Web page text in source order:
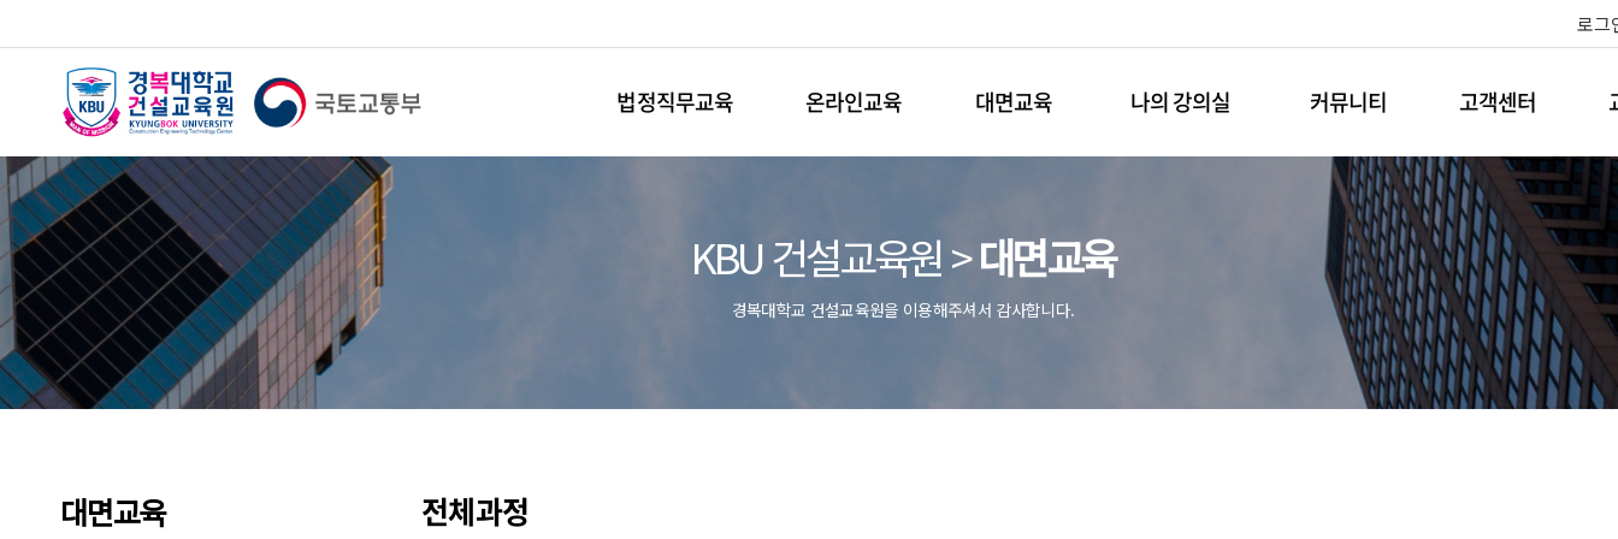
로그
법정직무교육 온라인교육 대면교육 나의 강의실 커뮤니티 고객센터
KBU 건설교육원 >대면교육
경복대학교 건설교육원을 이용해주셔서 감사합니다.
대면교육 전체과정